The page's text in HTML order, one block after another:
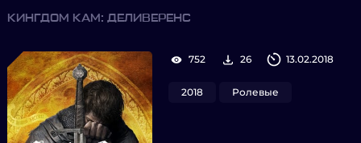
КИНГДОМ КАМ: ДЕЛИВЕРЕНС
752 26 13.02.2018
2018 Ролевые